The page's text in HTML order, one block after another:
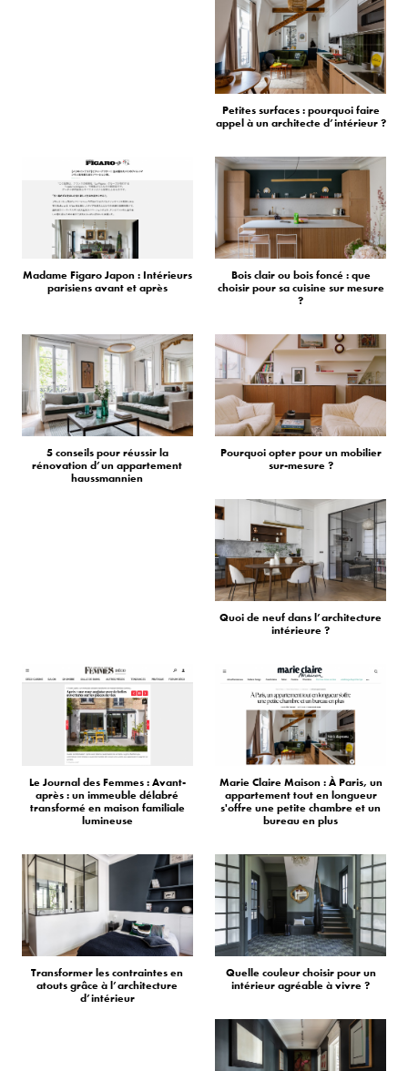
Petites surfaces : pourquoi faire
appel à un architecte d’intérieur ?
Madame Figaro Japon : Intérieurs
parisiens avant et après
Bois clair ou bois foncé : que
choisir pour sa cuisine sur mesure
?
5 conseils pour réussir la
rénovation d’un appartement
haussmannien
Pourquoi opter pour un mobilier
sur-mesure ?
Quoi de neuf dans l’architecture
intérieure ?
Le Journal des Femmes : Avant-
après : un immeuble délabré
transformé en maison familiale
lumineuse
Marie Claire Maison : À Paris, un
appartement tout en longueur
s'offre une petite chambre et un
bureau en plus
Transformer les contraintes en
atouts grâce à l’architecture
d’intérieur
Quelle couleur choisir pour un
intérieur agréable à vivre ?